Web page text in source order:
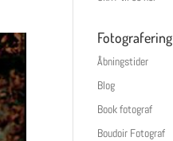
Fotografering
Åbningstider
Blog
Book fotograf
Boudoir Fotograf